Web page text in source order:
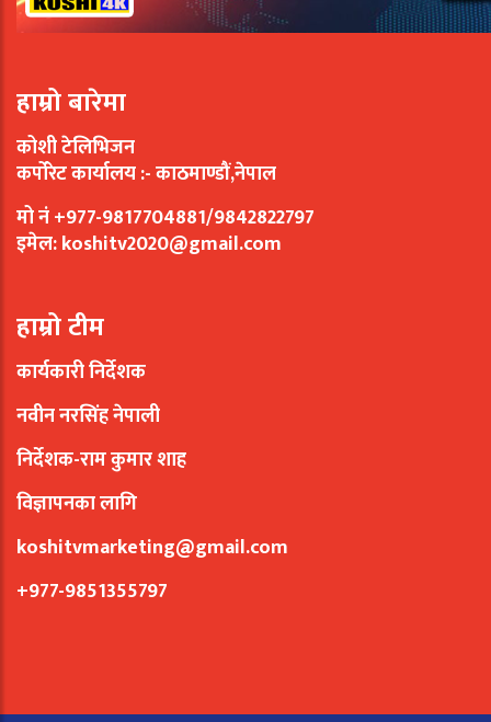
हाम्रो बारेमा
कोशी टेलिभिजन
कर्पोरेट कार्यालय :- काठमाण्डौं,नेपाल
मो नं +977-9817704881/9842822797
इमेल:koshitv2020@gmail.com
हाम्रो टीम
कार्यकारी निर्देशक
नवीन नरसिंह नेपाली
निर्देशक-राम कुमार शाह
विज्ञापनका लागि
koshitvmarketing@gmail.com
+977-9851355797